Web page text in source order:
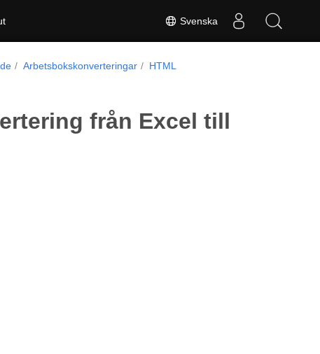
Svenska
Arbetsbokskonverteringar
HTML
från Excel till